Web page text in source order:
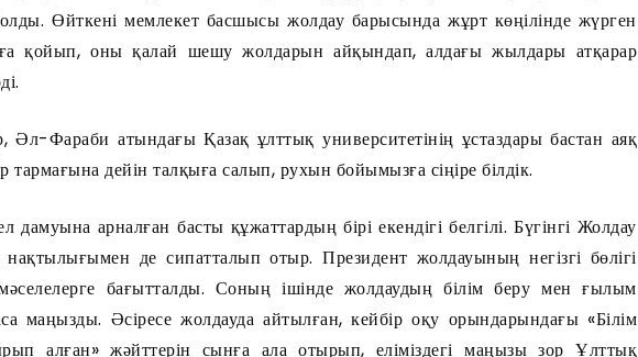
Өйткені мемлекет басшысы жолдау барысында жұрт көңілінде жүрген
қойып, оны қалай шешу жолдарын айқындап, алдағы жылдары атқарар
Әл-Фараби атындағы Қазақ ұлттық университетінің ұстаздары бастан аяқ
тармағына дейін талқыға салып, рухын бойымызға сіңіре білдік.
дамуына арналған басты құжаттардың бірі екендігі белгілі. Бүгінгі Жолдау
де сипатталып отыр. Президент жолдауының негізгі бөлігі
бағытталды. Соның ішінде жолдаудың білім беру мен ғылым
маңызды. Әсіресе жолдауда айтылған, кейбір оқу орындарындағы «Білім
алған» жәйттерін сынға ала отырып, еліміздегі маңызы зор Ұлттық